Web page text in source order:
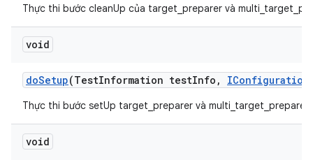
Thực thi bước cleanUp của target_preparer và
void
doSetup(TestInformation testInfo , IConfiguration
Thực thi bước setUp target_preparer và multi_target_preparer.
void